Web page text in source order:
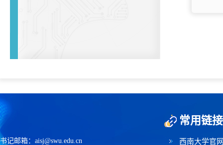
书记邮箱：aisj@swu.edu.cn
常用链接
西南大学官